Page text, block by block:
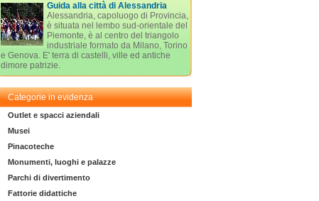
Guida alla città di Alessandria
Alessandria, capoluogo di Provincia,
è situata nel lembo sud-orientale del
Piemonte, è al centro del triangolo
industriale formato da Milano, Torino
e Genova. E' terra di castelli, ville ed antiche
dimore patrizie.
Categorie in evidenza
Outlet e spacci aziendali
Musei
Pinacoteche
Monumenti, luoghi e palazze
Parchi di divertimento
Fattorie didattiche